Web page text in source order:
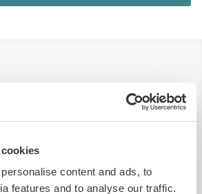
content and ads, to
features and to analyse our traffic.
montageskruv med platt 11mm brett
för montering av registreringskylthållare i
i stötfångare i plast, fram eller bak.